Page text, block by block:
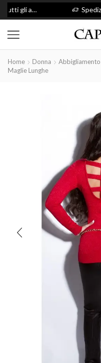
Spedizione
Home Donna Abbigliamento
Maglie Lunghe